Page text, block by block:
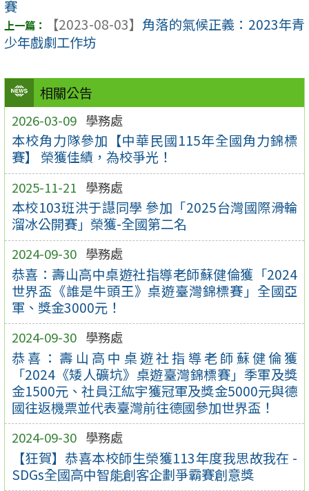
相關公告
2026-03-09 學務處
本校角力隊參加【中華民國115年全國角力錦標
賽】 榮獲佳績，為校爭光！
2025-11-21 學務處
本校103班洪于譿同學 參加「2025台灣國際滑輪
溜冰公開賽」榮獲-全國第二名
2024-09-30 學務處
恭喜：壽山高中桌遊社指導老師蘇健倫獲「2024
世界盃《誰是牛頭王》桌遊臺灣錦標賽」全國亞
軍、獎金3000元！
2024-09-30 學務處
恭喜：壽山高中桌遊社指導老師蘇健倫獲
「2024《矮人礦坑》桌遊臺灣錦標賽」季軍及獎
金1500元、社員江紘宇獲冠軍及獎金5000元與德
國往返機票並代表臺灣前往德國參加世界盃！
2024-09-30 學務處
【狂賀】恭喜本校師生榮獲113年度我思故我在 -
SDGs全國高中智能創客企劃爭霸賽創意獎
賽
【2023-08-03】 角落的氣候正義：2023年青
少年戲劇工作坊